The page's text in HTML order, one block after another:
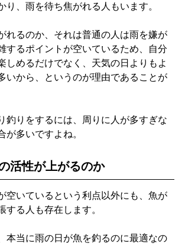
り、雨を待ち焦がれる人もいます。
れるのか、それは普通の人は雨を嫌が
するポイントが空いているため、自分
しめるだけでなく、天気の日よりもよ
いから、というのが理由であることが
釣りをするには、周りに人が多すぎな
が多いですよね。
活性が上がるのか
空いているという利点以外にも、魚が
する人も存在します。
本当に雨の日が魚を釣るのに最適なの